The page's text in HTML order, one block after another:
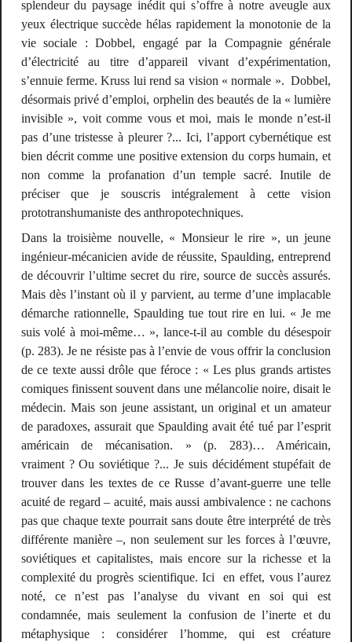
splendeur du paysage inédit qui s’offre à notre aveugle aux
yeux électrique succède hélas rapidement la monotonie de la
vie sociale : Dobbel, engagé par la Compagnie générale
d’électricité au titre d’appareil vivant d’expérimentation,
s’ennuie ferme. Kruss lui rend sa vision « normale ». Dobbel,
désormais privé d’emploi, orphelin des beautés de la « lumière
invisible », voit comme vous et moi, mais le monde n’est-il
pas d’une tristesse à pleurer ?... Ici, l’apport cybernétique est
bien décrit comme une positive extension du corps humain, et
non comme la profanation d’un temple sacré. Inutile de
préciser que je souscris intégralement à cette vision
prototranshumaniste des anthropotechniques.
Dans la troisième nouvelle, « Monsieur le rire », un jeune
ingénieur-mécanicien avide de réussite, Spaulding, entreprend
de découvrir l’ultime secret du rire, source de succès assurés.
Mais dès l’instant où il y parvient, au terme d’une implacable
démarche rationnelle, Spaulding tue tout rire en lui. «Je me
suis volé à moi-même… », lance-t-il au comble du désespoir
(p. 283). Je ne résiste pas à l’envie de vous offrir la conclusion
de ce texte aussi drôle que féroce : «Les plus grands artistes
comiques finissent souvent dans une mélancolie noire, disait le
médecin. Mais son jeune assistant, un original et un amateur
de paradoxes, assurait que Spaulding avait été tué par l’esprit
américain de mécanisation. » (p. 283)… Américain,
vraiment ? Ou soviétique ?... Je suis décidément stupéfait de
trouver dans les textes de ce Russe d’avant-guerre une telle
acuité de regard – acuité, mais aussi ambivalence : ne cachons
pas que chaque texte pourrait sans doute être interprété de très
différente manière –, non seulement sur les forces à l’œuvre,
soviétiques et capitalistes, mais encore sur la richesse et la
complexité du progrès scientifique. Ici en effet, vous l’aurez
noté, ce n’est pas l’analyse du vivant en soi qui est
condamnée, mais seulement la confusion de l’inerte et du
métaphysique : considérer l’homme, qui est créature